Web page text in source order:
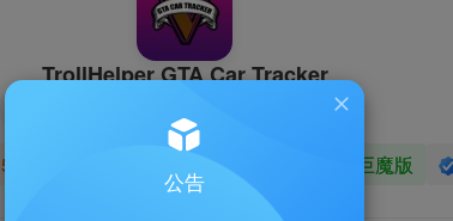
TrollHelper GTA Car Tracker
53.6 MB ★★★★★ 巨魔版
公告